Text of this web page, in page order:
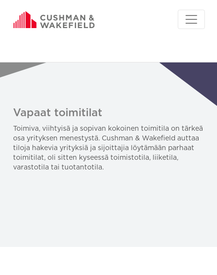
Vapaat toimitilat
Toimiva, viihtyisä ja sopivan kokoinen toimitila on tärkeä
osa yrityksen menestystä. Cushman & Wakefield auttaa
tiloja hakevia yrityksiä ja sijoittajia löytämään parhaat
toimitilat, oli sitten kyseessä toimistotila, liiketila,
varastotila tai tuotantotila.